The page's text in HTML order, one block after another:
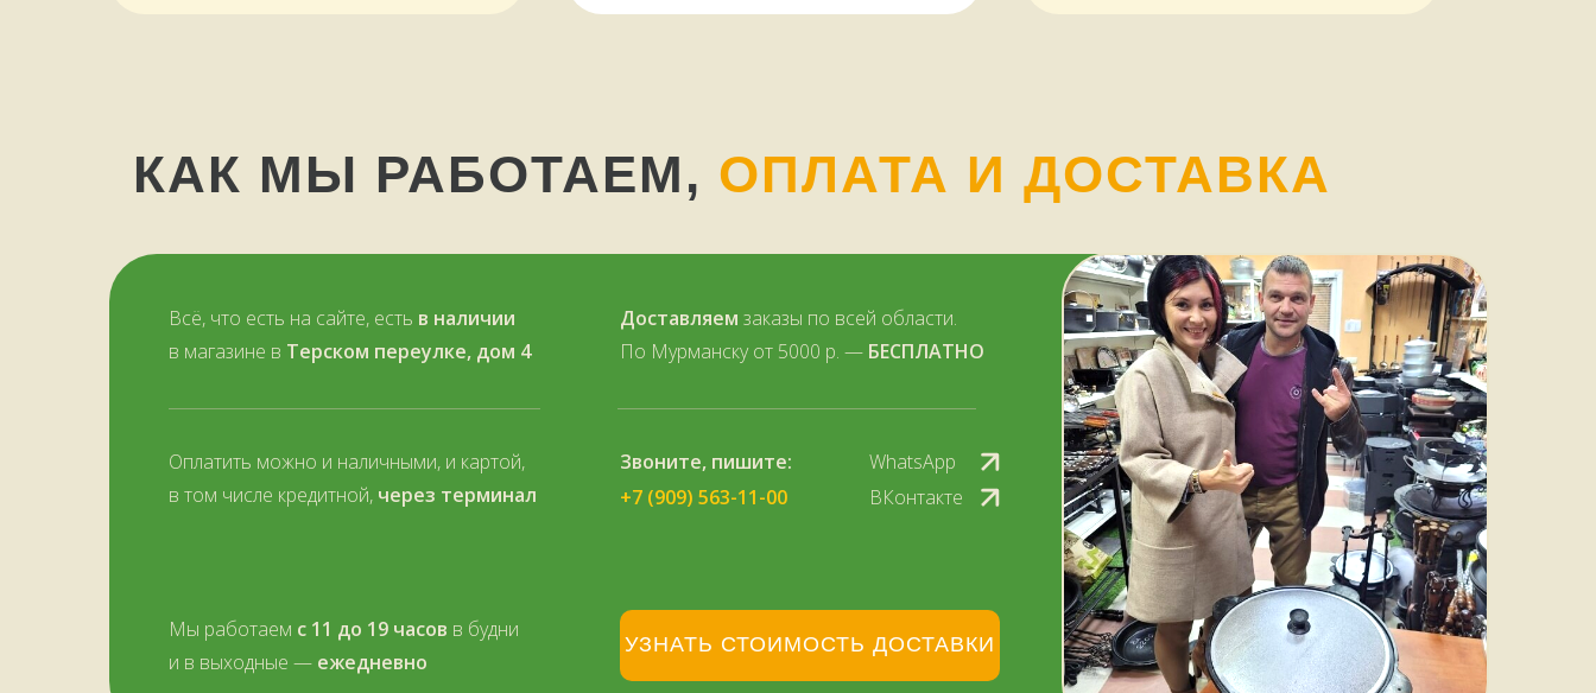
КАК МЫ РАБОТАЕМ, ОПЛАТА И ДОСТАВКА
Всё, что есть на сайте, есть в наличии
в магазине в Терском переулке, дом 4
Доставляем заказы по всей области.
По Мурманску от 5000 р. — БЕСПЛАТНО
Оплатить можно и наличными, и картой,
в том числе кредитной, через терминал
Звоните, пишите:
+7 (909) 563-11-00
WhatsApp
ВКонтакте
Мы работаем с 11 до 19 часов в будни
и в выходные — ежедневно
УЗНАТЬ СТОИМОСТЬ ДОСТАВКИ